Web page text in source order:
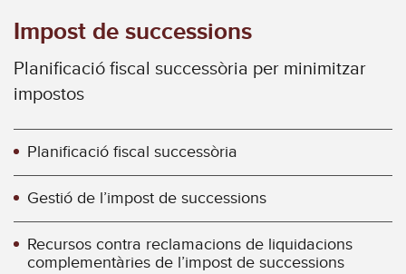
Impost de successions
Planificació fiscal successòria per minimitzar
impostos
Planificació fiscal successòria
Gestió de l’impost de successions
Recursos contra reclamacions de liquidacions
complementàries de l’impost de successions